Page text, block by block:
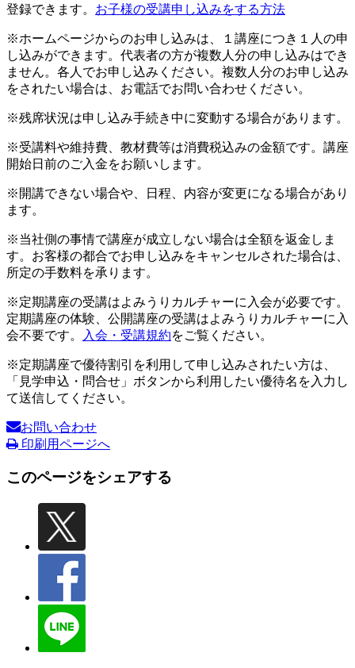
登録できます。 お子様の受講申し込みをする方法
※ホームページからのお申し込みは、１講座につき１人の申
し込みができます。代表者の方が複数人分の申し込みはでき
ません。各人でお申し込みください。複数人分のお申し込み
をされたい場合は、お電話でお問い合わせください。
※残席状況は申し込み手続き中に変動する場合があります。
※受講料や維持費、教材費等は消費税込みの金額です。講座
開始日前のご入金をお願いします。
※開講できない場合や、日程、内容が変更になる場合があり
ます。
※当社側の事情で講座が成立しない場合は全額を返金しま
す。お客様の都合でお申し込みをキャンセルされた場合は、
所定の手数料を承ります。
※定期講座の受講はよみうりカルチャーに入会が必要です。
定期講座の体験、公開講座の受講はよみうりカルチャーに入
会不要です。
入会・受講規約をご覧ください。
※定期講座で優待割引を利用して申し込みされたい方は、
「見学申込・問合せ」ボタンから利用したい優待名を入力し
て送信してください。
お問い合わせ
印刷用ページへ
このページをシェアする